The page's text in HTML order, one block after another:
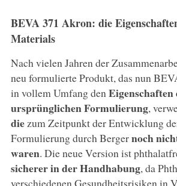
BEVA 371 Akron: die
Materials
Nach vielen Jahren der
neu formulierte Produkt, das nun
in vollem Umfang den Eigenschaften
ursprünglichen Formulierung,
diezum Zeitpunkt der Entwicklung
Formulierung durch Bergernoch
waren. Die neue Version ist
sicherer in der Handhabung, da
verschiedenen Gesundheitsrisiken in